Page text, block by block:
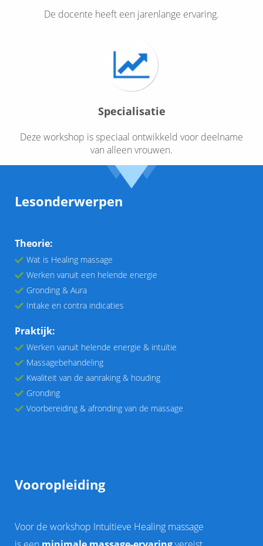
De docente heeft een jarenlange ervaring.
Specialisatie
Deze workshop is speciaal ontwikkeld voor deelname
van alleen vrouwen.
Lesonderwerpen
Theorie:
Wat is Healing massage
Werken vanuit een helende energie
Gronding & Aura
Intake en contra indicaties
Praktijk:
Werken vanuit helende energie & intuïtie
Massagebehandeling
Kwaliteit van de aanraking & houding
Gronding
Voorbereiding & afronding van de massage
Vooropleiding
Voor de workshop Intuitieve Healing massage